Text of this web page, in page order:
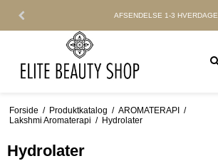
AFSENDELSE 1-3 HVERDAGE
Forside / Produktkatalog / AROMATERAPI
/
Lakshmi Aromaterapi / Hydrolater
Hydrolater